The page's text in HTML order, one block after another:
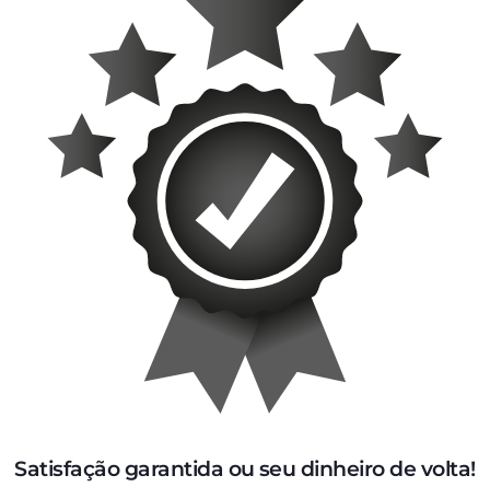
Satisfação garantida ou seu dinheiro de volta!